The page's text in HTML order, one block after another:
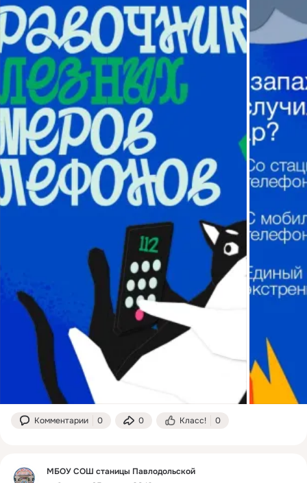
Комментарии 0 0 Класс! 0
МБОУ СОШ станицы Павлодольской